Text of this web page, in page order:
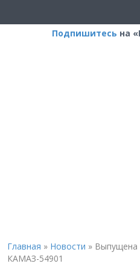
Подпишитесь на
Главная » Новости » Выпущена
КАМАЗ-54901